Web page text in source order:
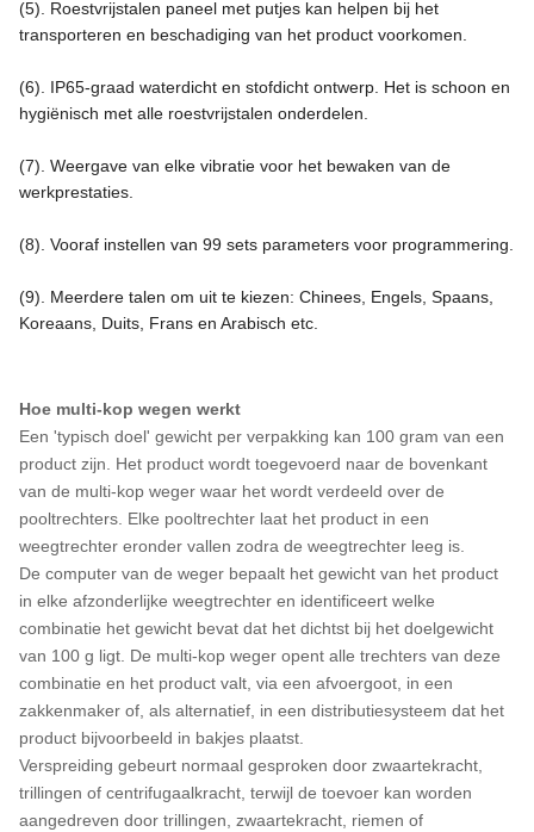
(5). Roestvrijstalen paneel met putjes kan helpen bij het
transporteren en beschadiging van het product voorkomen.
(6). IP65-graad waterdicht en stofdicht ontwerp. Het is schoon en
hygiënisch met alle roestvrijstalen onderdelen.
(7). Weergave van elke vibratie voor het bewaken van de
werkprestaties.
(8). Vooraf instellen van 99 sets parameters voor programmering.
(9). Meerdere talen om uit te kiezen: Chinees, Engels, Spaans,
Koreaans, Duits, Frans en Arabisch etc.
Hoe multi-kop wegen werkt
Een 'typisch doel' gewicht per verpakking kan 100 gram van een
product zijn. Het product wordt toegevoerd naar de bovenkant
van de multi-kop weger waar het wordt verdeeld over de
pooltrechters. Elke pooltrechter laat het product in een
weegtrechter eronder vallen zodra de weegtrechter leeg is.
De computer van de weger bepaalt het gewicht van het product
in elke afzonderlijke weegtrechter en identificeert welke
combinatie het gewicht bevat dat het dichtst bij het doelgewicht
van 100 g ligt. De multi-kop weger opent alle trechters van deze
combinatie en het product valt, via een afvoergoot, in een
zakkenmaker of, als alternatief, in een distributiesysteem dat het
product bijvoorbeeld in bakjes plaatst.
Verspreiding gebeurt normaal gesproken door zwaartekracht,
trillingen of centrifugaalkracht, terwijl de toevoer kan worden
aangedreven door trillingen, zwaartekracht, riemen of